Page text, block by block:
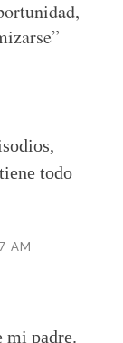
”
todo
AM
mi padre.